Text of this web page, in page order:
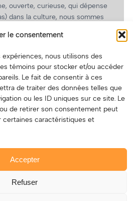
le consentement
nous utilisons des
témoins pour stocker et/ou accéder
Le fait de consentir à ces
de traiter des données telles que
ou les ID uniques sur ce site. Le
de retirer son consentement peut
caractéristiques et
Accepter
Refuser
ouverte, curieuse, qui dépense
dans la culture, nous sommes
spéciaux pour vous, les